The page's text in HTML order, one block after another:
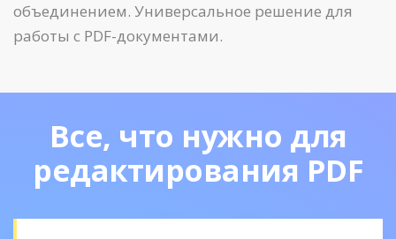
объединением. Универсальное решение для
работы с PDF-документами.
Все, что нужно для
редактирования PDF